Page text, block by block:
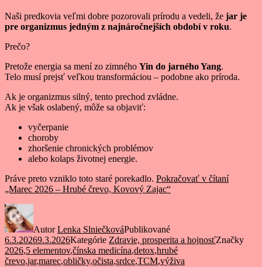
Naši predkovia veľmi dobre pozorovali prírodu a vedeli, že jar je
pre organizmus jedným z najnáročnejších období v roku.
Prečo?
Pretože energia sa mení zo zimného Yin do jarného Yang.
Telo musí prejsť veľkou transformáciou – podobne ako príroda.
Ak je organizmus silný, tento prechod zvládne.
Ak je však oslabený, môže sa objaviť:
vyčerpanie
choroby
zhoršenie chronických problémov
alebo kolaps životnej energie.
Práve preto vzniklo toto staré porekadlo. Pokračovať v čítaní
„Marec 2026 – Hrubé črevo, Kovový Zajac“
AutorLenka SlniečkováPublikované
6.3.20269.3.2026Kategórie Zdravie, prosperita a hojnosťZnačky
2026,5 elementov,čínska medicína,detox,hrubé
črevo,jar,marec,obličky,očista,srdce,TCM,výživa